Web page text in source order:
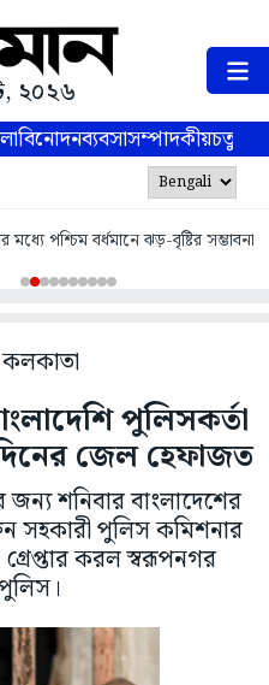
২০২৬
বিনোদনব্যবসাসম্পাদকীয়
পশ্চিম বর্ধমানে ঝড়-বৃষ্টির সম্ভাবনা
পুলিসকর্তা
জেল হেফাজত
শনিবার বাংলাদেশের
সহকারী পুলিস কমিশনার
করল স্বরূপনগর